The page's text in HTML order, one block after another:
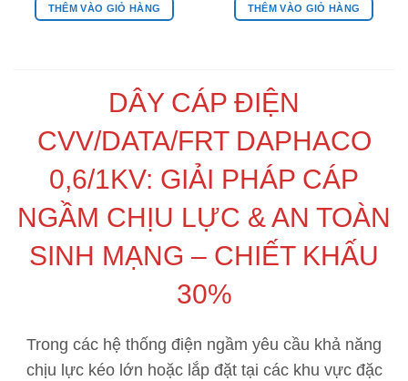
THÊM VÀO GIỎ HÀNG THÊM VÀO GIỎ HÀNG
DÂY CÁP ĐIỆN
CVV/DATA/FRT DAPHACO
0,6/1KV: GIẢI PHÁP CÁP
NGẦM CHỊU LỰC & AN TOÀN
SINH MẠNG – CHIẾT KHẤU
30%
Trong các hệ thống điện ngầm yêu cầu khả năng
chịu lực kéo lớn hoặc lắp đặt tại các khu vực đặc